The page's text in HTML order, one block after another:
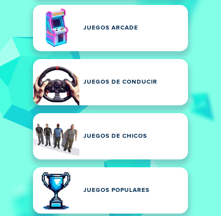
JUEGOS ARCADE
JUEGOS DE CONDUCIR
JUEGOS DE CHICOS
JUEGOS POPULARES